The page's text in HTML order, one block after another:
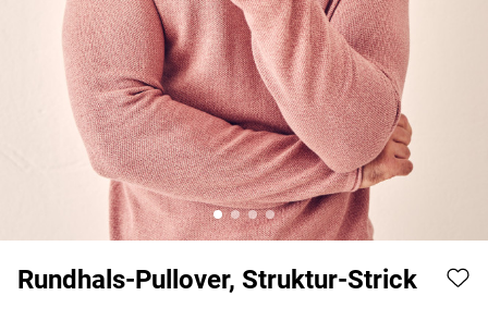
Rundhals-Pullover, Struktur-Strick